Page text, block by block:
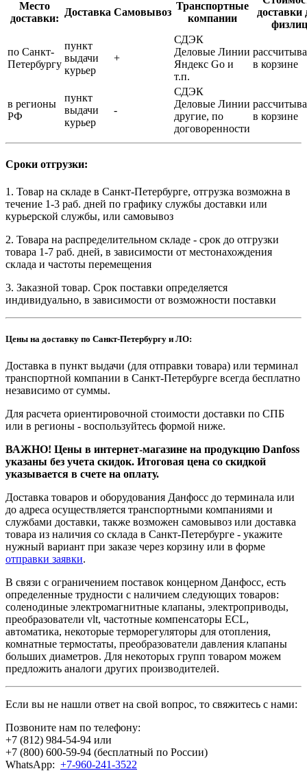
Место
доставки:
Доставка Самовывоз
Транспортные
компании
доставки
физлиц
по Санкт-
Петербургу
пункт
выдачи
курьер
+
СДЭК
Деловые Линии
Яндекс Go и
т.п.
в корзине
в регионы
РФ
пункт
выдачи
курьер
-
СДЭК
Деловые Линии
другие, по
договоренности
в корзине
Сроки отгрузки:
1. Товар на складе в Санкт-Петербурге, отгрузка возможна в
течение 1-3 раб. дней по графику службы доставки или
курьерской службы, или самовывоз
2. Товара на распределительном складе - срок до отгрузки
товара 1-7 раб. дней, в зависимости от местонахождения
склада и частоты перемещения
3. Заказной товар. Срок поставки определяется
индивидуально, в зависимости от возможности поставки
Цены на доставку по Санкт-Петербургу и ЛО:
Доставка в пункт выдачи (для отправки товара) или терминал
транспортной компании в Санкт-Петербурге всегда бесплатно
независимо от суммы.
Для расчета ориентировочной стоимости доставки по СПБ
или в регионы - воспользуйтесь формой ниже.
ВАЖНО! Цены в интернет-магазине на продукцию Danfoss
указаны без учета скидок. Итоговая цена со скидкой
указывается в счете на оплату.
Доставка товаров и оборудования Данфосс до терминала или
до адреса осуществляется транспортными компаниями и
службами доставки, также возможен самовывоз или доставка
товара из наличия со склада в Санкт-Петербурге - укажите
нужный вариант при заказе через корзину или в форме
отправки заявки.
В связи с ограничением поставок концерном Данфосс, есть
определенные трудности с наличием следующих товаров:
соленодиные электромагнитные клапаны, электроприводы,
преобразователи vlt, частотные компенсаторы ECL,
автоматика, некоторые терморегуляторы для отопления,
комнатные термостаты, преобразователи давления клапаны
больших диаметров. Для некоторых групп товаром можем
предложить аналоги других производителей.
Если вы не нашли ответ на свой вопрос, то свяжитесь с нами:
Позвоните нам по телефону:
+7 (812) 984-54-94 или
+7 (800) 600-59-94 (бесплатный по России)
WhatsApp: +7-960-241-3522